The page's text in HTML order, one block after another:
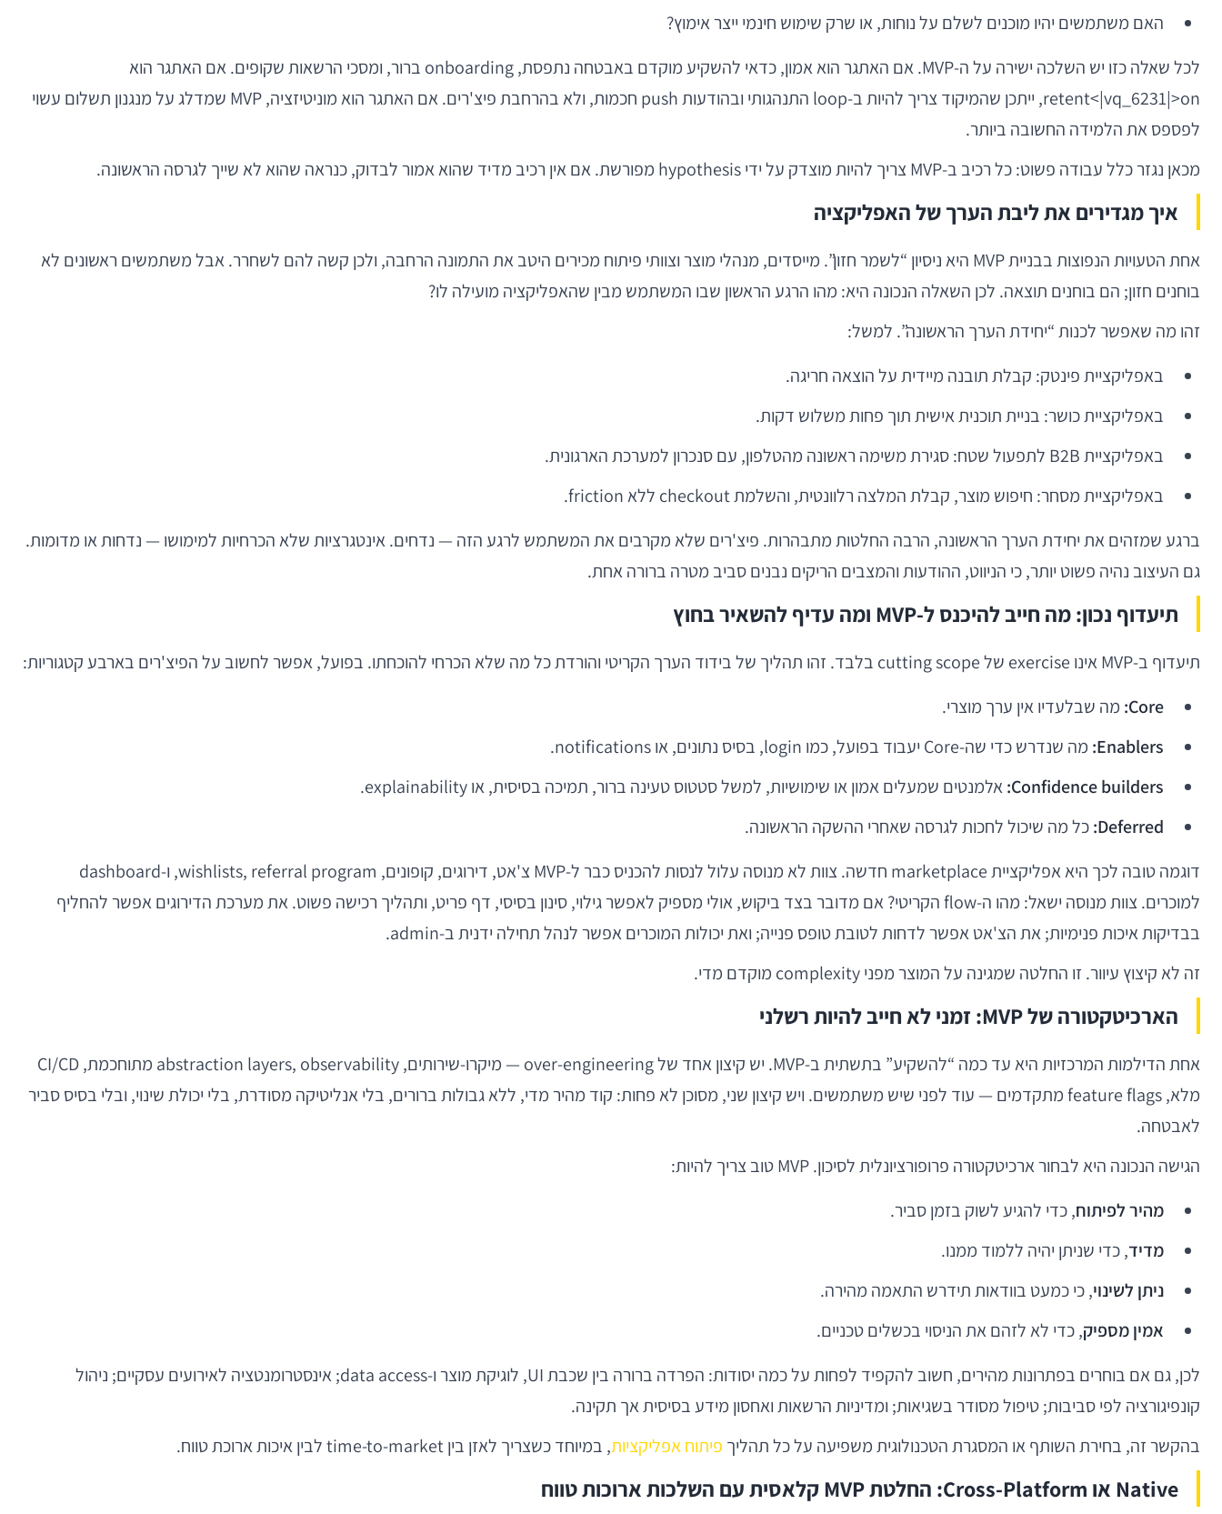
האם משתמשים יהיו מוכנים לשלם על נוחות, או שרק שימוש חינמי ייצר אימוץ?
לכל שאלה כזו יש השלכה ישירה על ה-MVP. אם האתגר הוא אמון, כדאי להשקיע מוקדם באבטחה נתפסת, onboarding ברור, ומסכי הרשאות שקופים. אם האתגר הוא
retent<|vq_6231|>on, ייתכן שהמיקוד צריך להיות ב-loop התנהגותי ובהודעות push חכמות, ולא בהרחבת פיצ'רים. אם האתגר הוא מוניטיזציה, MVP שמדלג על מנגנון תשלום עשוי
לפספס את הלמידה החשובה ביותר.
מכאן נגזר כלל עבודה פשוט: כל רכיב ב-MVP צריך להיות מוצדק על ידי hypothesis מפורשת. אם אין רכיב מדיד שהוא אמור לבדוק, כנראה שהוא לא שייך לגרסה הראשונה.
איך מגדירים את ליבת הערך של האפליקציה
אחת הטעויות הנפוצות בבניית MVP היא ניסיון “לשמר חזון”. מייסדים, מנהלי מוצר וצוותי פיתוח מכירים היטב את התמונה הרחבה, ולכן קשה להם לשחרר. אבל משתמשים ראשונים לא
בוחנים חזון; הם בוחנים תוצאה. לכן השאלה הנכונה היא: מהו הרגע הראשון שבו המשתמש מבין שהאפליקציה מועילה לו?
זהו מה שאפשר לכנות “יחידת הערך הראשונה”. למשל:
באפליקציית פינטק: קבלת תובנה מיידית על הוצאה חריגה.
באפליקציית כושר: בניית תוכנית אישית תוך פחות משלוש דקות.
באפליקציית B2B לתפעול שטח: סגירת משימה ראשונה מהטלפון, עם סנכרון למערכת הארגונית.
באפליקציית מסחר: חיפוש מוצר, קבלת המלצה רלוונטית, והשלמת checkout ללא friction.
ברגע שמזהים את יחידת הערך הראשונה, הרבה החלטות מתבהרות. פיצ'רים שלא מקרבים את המשתמש לרגע הזה — נדחים. אינטגרציות שלא הכרחיות למימושו — נדחות או מדומות.
גם העיצוב נהיה פשוט יותר, כי הניווט, ההודעות והמצבים הריקים נבנים סביב מטרה ברורה אחת.
תיעדוף נכון: מה חייב להיכנס ל-MVP ומה עדיף להשאיר בחוץ
תיעדוף ב-MVP אינו exercise של cutting scope בלבד. זהו תהליך של בידוד הערך הקריטי והורדת כל מה שלא הכרחי להוכחתו. בפועל, אפשר לחשוב על הפיצ'רים בארבע קטגוריות:
Core: מה שבלעדיו אין ערך מוצרי.
Enablers: מה שנדרש כדי שה-Core יעבוד בפועל, כמו login, בסיס נתונים, או notifications.
Confidence builders: אלמנטים שמעלים אמון או שימושיות, למשל סטטוס טעינה ברור, תמיכה בסיסית, או explainability.
Deferred: כל מה שיכול לחכות לגרסה שאחרי ההשקה הראשונה.
דוגמה טובה לכך היא אפליקציית marketplace חדשה. צוות לא מנוסה עלול לנסות להכניס כבר ל-MVP צ'אט, דירוגים, קופונים, wishlists, referral program, ו-dashboard
למוכרים. צוות מנוסה ישאל: מהו ה-flow הקריטי? אם מדובר בצד ביקוש, אולי מספיק לאפשר גילוי, סינון בסיסי, דף פריט, ותהליך רכישה פשוט. את מערכת הדירוגים אפשר להחליף
בבדיקות איכות פנימיות; את הצ'אט אפשר לדחות לטובת טופס פנייה; ואת יכולות המוכרים אפשר לנהל תחילה ידנית ב-admin.
זה לא קיצוץ עיוור. זו החלטה שמגינה על המוצר מפני complexity מוקדם מדי.
הארכיטקטורה של MVP: זמני לא חייב להיות רשלני
אחת הדילמות המרכזיות היא עד כמה “להשקיע” בתשתית ב-MVP. יש קיצון אחד של over-engineering — מיקרו-שירותים, abstraction layers, observability מתוחכמת, CI/CD
מלא, feature flags מתקדמים — עוד לפני שיש משתמשים. ויש קיצון שני, מסוכן לא פחות: קוד מהיר מדי, ללא גבולות ברורים, בלי אנליטיקה מסודרת, בלי יכולת שינוי, ובלי בסיס סביר
לאבטחה.
הגישה הנכונה היא לבחור ארכיטקטורה פרופורציונלית לסיכון. MVP טוב צריך להיות:
מהיר לפיתוח, כדי להגיע לשוק בזמן סביר.
מדיד, כדי שניתן יהיה ללמוד ממנו.
ניתן לשינוי, כי כמעט בוודאות תידרש התאמה מהירה.
אמין מספיק, כדי לא לזהם את הניסוי בכשלים טכניים.
לכן, גם אם בוחרים בפתרונות מהירים, חשוב להקפיד לפחות על כמה יסודות: הפרדה ברורה בין שכבת UI, לוגיקת מוצר ו-data access; אינסטרומנטציה לאירועים עסקיים; ניהול
קונפיגורציה לפי סביבות; טיפול מסודר בשגיאות; ומדיניות הרשאות ואחסון מידע בסיסית אך תקינה.
בהקשר זה, בחירת השותף או המסגרת הטכנולוגית משפיעה על כל תהליך פיתוח אפליקציות, במיוחד כשצריך לאזן בין time-to-market לבין איכות ארוכת טווח.
Native או Cross-Platform: החלטת MVP קלאסית עם השלכות ארוכות טווח